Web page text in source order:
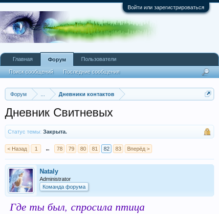
Войти или зарегистрироваться
Форум Дневники контактов
Дневник Cвитневых
Статус темы: Закрыта.
< Назад 1 ← 78 79 80 81 82 83 Вперёд >
Nataly
Administrator
Команда форума
Где ты был, спросила птица
Главная Форум
Поиск сообщений Последние сообщения
Пользователи